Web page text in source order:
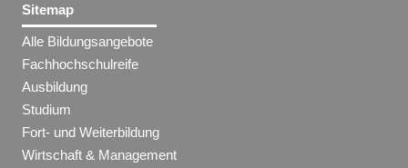
Sitemap
Alle Bildungsangebote
Fachhochschulreife
Ausbildung
Studium
Fort- und Weiterbildung
Wirtschaft & Management